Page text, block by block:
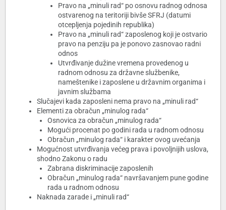
Pravo na „minuli rad“ po osnovu radnog odnosa
ostvarenog na teritoriji bivše SFRJ (datumi
otcepljenja pojedinih republika)
Pravo na „minuli rad“ zaposlenog koji je ostvario
pravo na penziju pa je ponovo zasnovao radni
odnos
Utvrđivanje dužine vremena provedenog u
radnom odnosu za državne službenike,
nameštenike i zaposlene u državnim organima i
javnim službama
Slučajevi kada zaposleni nema pravo na „minuli rad“
Elementi za obračun „minulog rada“
Osnovica za obračun „minulog rada“
Mogući procenat po godini rada u radnom odnosu
Obračun „minulog rada“ i karakter ovog uvećanja
Mogućnost utvrđivanja većeg prava i povoljnijih uslova,
shodno Zakonu o radu
Zabrana diskriminacije zaposlenih
Obračun „minulog rada“ navršavanjem pune godine
rada u radnom odnosu
Naknada zarade i „minuli rad“